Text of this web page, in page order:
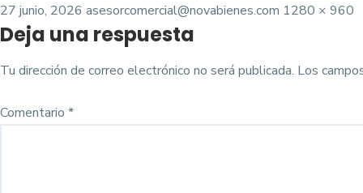
Posted
on
27 junio, 2026 asesorcomercial@novabienes.com Tamaño
1280 × 960
Deja una respuesta
Tu dirección de correo electrónico no será publicada. Los
Comentario *